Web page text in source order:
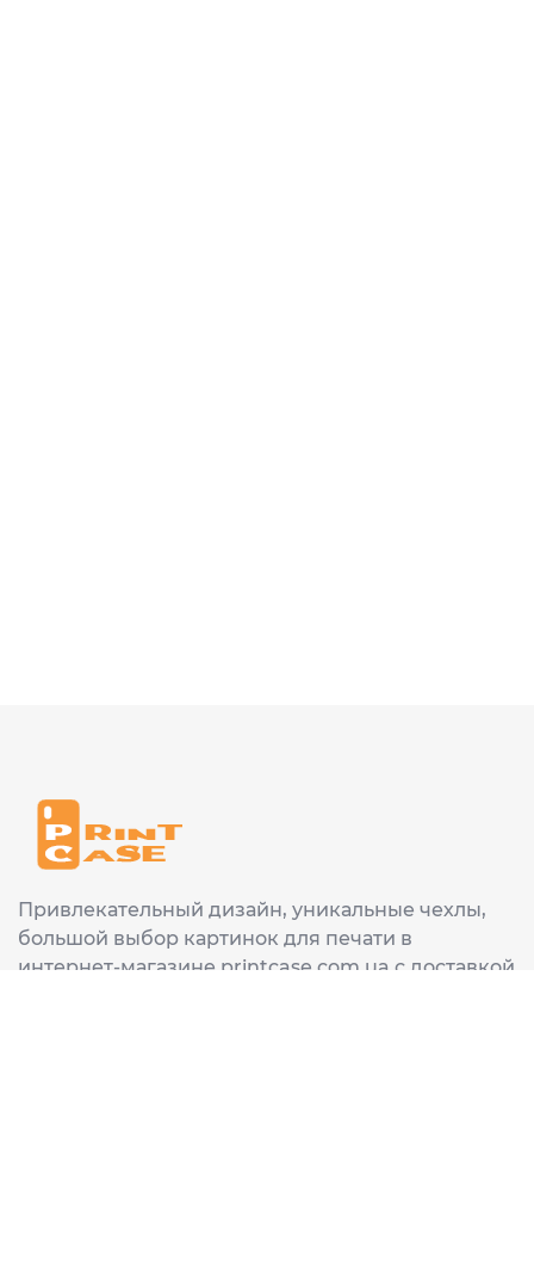
Привлекательный дизайн, уникальные чехлы,
большой выбор картинок для печати в
интернет-магазине printcase.com.ua с доставкой